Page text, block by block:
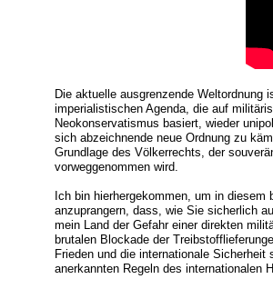
Die aktuelle ausgrenzende Weltordnung
imperialistischen Agenda, die auf
Neokonservatismus basiert, wieder
sich abzeichnende neue Ordnung zu
Grundlage des Völkerrechts, der
vorweggenommen wird.
Ich bin hierhergekommen, um in diesem
anzuprangern, dass, wie Sie sicherlich
mein Land der Gefahr einer direkten
brutalen Blockade der
Frieden und die internationale
anerkannten Regeln des internationalen